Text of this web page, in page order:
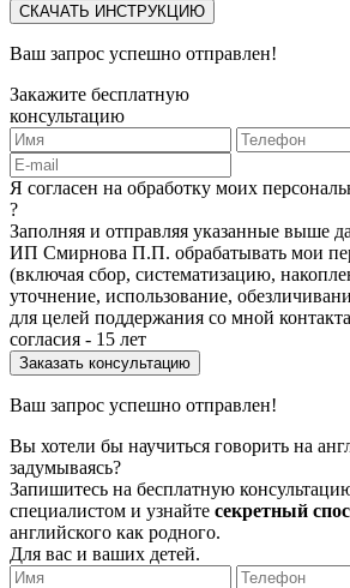
СКАЧАТЬ ИНСТРУКЦИЮ
Ваш запрос успешно отправлен!
Закажите бесплатную
консультацию
Я согласен на обработку моих
?
Заполняя и отправляя указанные выше
ИП Смирнова П.П. обрабатывать мои
(включая сбор, систематизацию,
уточнение, использование,
для целей поддержания со мной
согласия - 15 лет
Ваш запрос успешно отправлен!
Вы хотели бы научиться говорить на
задумываясь?
Запишитесь на бесплатную
специалистом и узнайте секретный
английского как родного.
Для вас и ваших детей.